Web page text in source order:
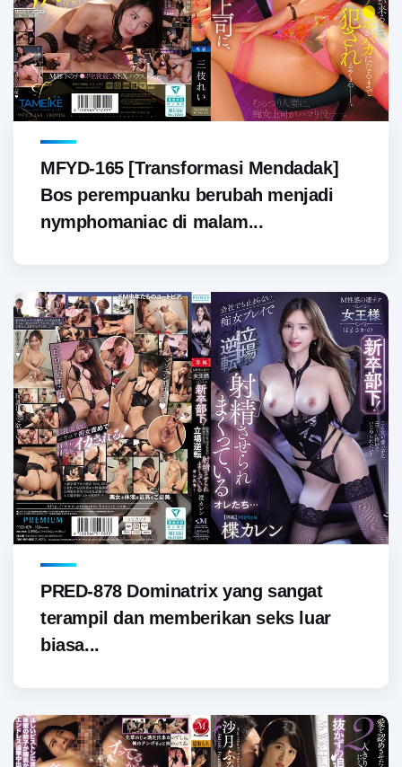
MFYD-165 [Transformasi Mendadak]
Bos perempuanku berubah menjadi
nymphomaniac di malam...
PRED-878 Dominatrix yang sangat
terampil dan memberikan seks luar
biasa...